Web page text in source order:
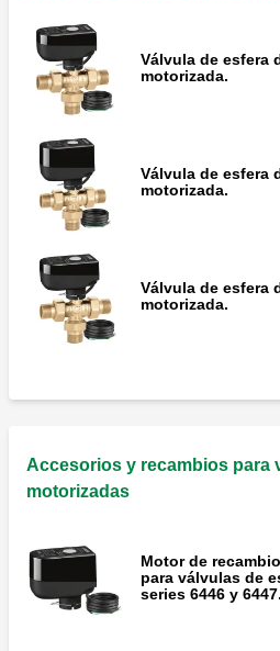
Válvula de esfera
motorizada.
Válvula de esfera
motorizada.
Válvula de esfera
motorizada.
Accesorios y recambios para
motorizadas
Motor de
para válvulas de
series 6446 y 6447.